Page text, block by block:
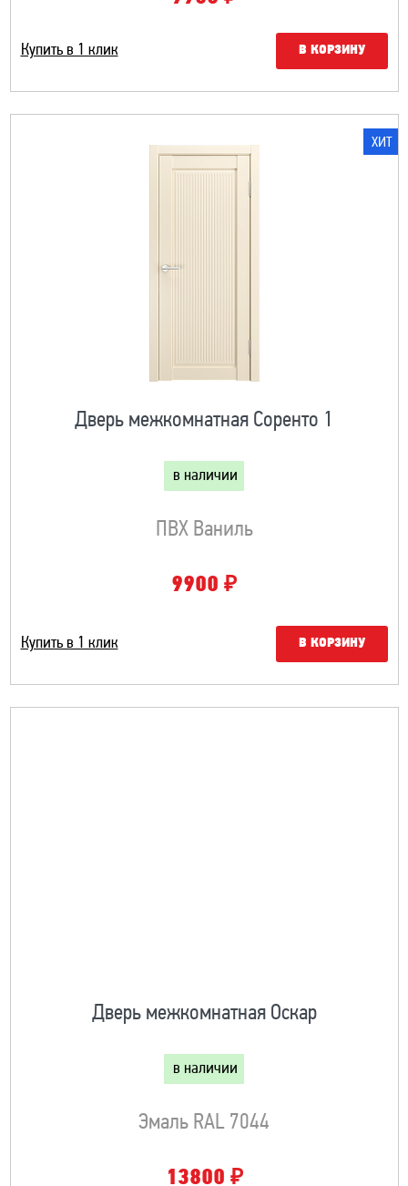
Купить в 1 клик В КОРЗИНУ
ХИТ
Дверь межкомнатная Соренто 1
в наличии
ПВХ Ваниль
9900 ₽
Купить в 1 клик В КОРЗИНУ
Дверь межкомнатная Оскар
в наличии
Эмаль RAL 7044
13800 ₽